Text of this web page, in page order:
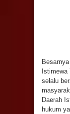
selalu
Daerah
hukum